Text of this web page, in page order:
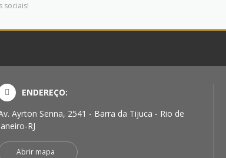
sociais!
ENDEREÇO:
Ayrton Senna, 2541 - Barra da Tijuca - Rio de
RJ
Abrir mapa